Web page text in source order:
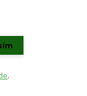
.